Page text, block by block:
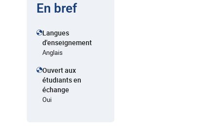
En bref
Langues
d'enseignement
Anglais
Ouvert aux
étudiants en
échange
Oui